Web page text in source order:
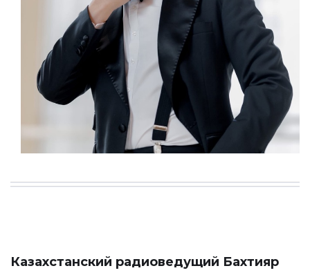
Казахстанский радиоведущий Бахтияр